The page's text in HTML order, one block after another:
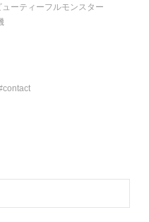
ーティーフルモンスター